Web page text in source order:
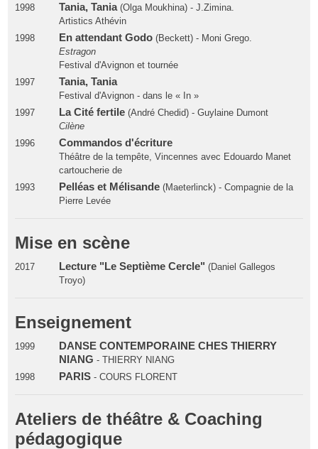
1998
Tania, Tania (Olga Moukhina) - J.Zimina.
Artistics Athévin
1998
En attendant Godo (Beckett) - Moni Grego.
Estragon
Festival d'Avignon et tournée
1997
Tania, Tania
Festival d'Avignon - dans le « In »
1997
La Cité fertile (André Chedid) - Guylaine Dumont
Cilène
1996
Commandos d'écriture
Théâtre de la tempête, Vincennes avec Edouardo Manet
cartoucherie de
1993
Pelléas et Mélisande (Maeterlinck) - Compagnie de la
Pierre Levée
Mise en scène
2017 Lecture "Le Septième Cercle" (Daniel Gallegos
Troyo)
Enseignement
1999
DANSE CONTEMPORAINE CHES THIERRY
NIANG - THIERRY NIANG
1998
PARIS- COURS FLORENT
Ateliers de théâtre & Coaching
pédagogique